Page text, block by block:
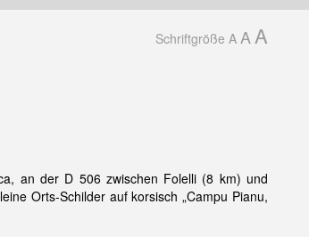
Schriftgröße A A A
an der D 506 zwischen Folelli (8 km) und
Orts-Schilder auf korsisch „Campu Pianu,